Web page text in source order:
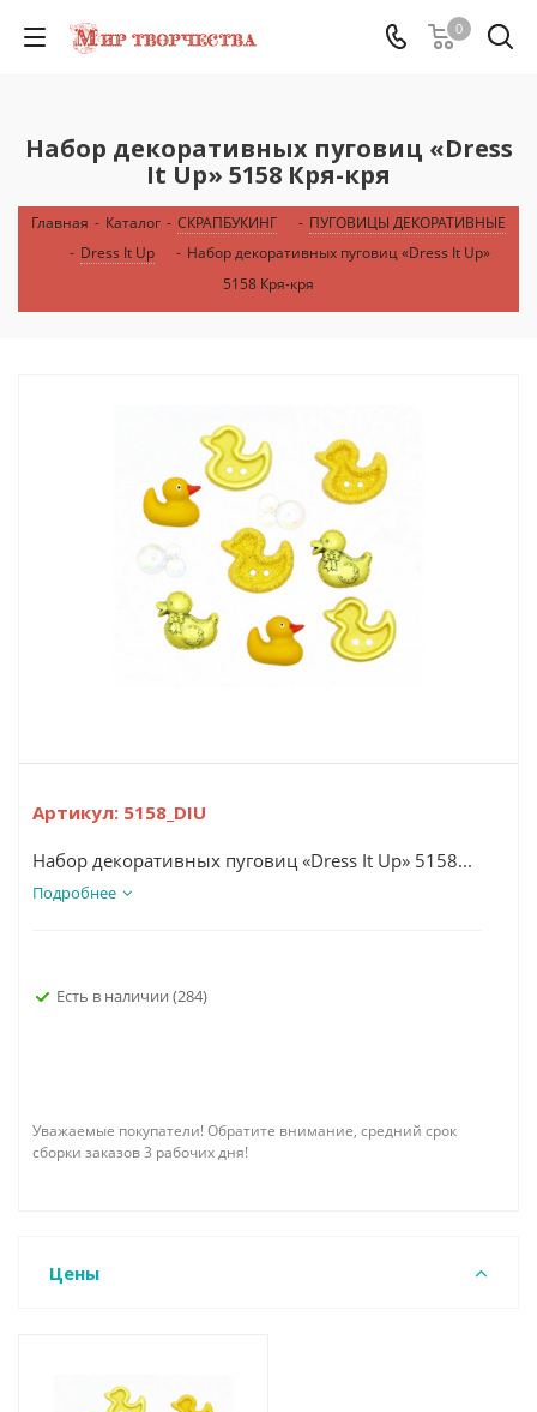
0
Набор декоративных пуговиц «Dress
It Up» 5158 Кря-кря
Главная - Каталог - СКРАПБУКИНГ - ПУГОВИЦЫ ДЕКОРАТИВНЫЕ
- Dress It Up - Набор декоративных пуговиц «Dress It Up»
5158 Кря-кря
Артикул: 5158_DIU
Набор декоративных пуговиц «Dress It Up» 5158...
Подробнее
Есть в наличии (284)
Уважаемые покупатели! Обратите внимание, средний срок
сборки заказов 3 рабочих дня!
Цены